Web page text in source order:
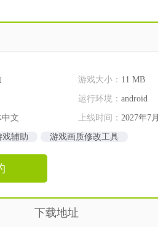
游戏大小： 11 MB
运行环境： android
文 上线时间： 2027年7月
戏辅助 游戏画质修改工具
下载地址